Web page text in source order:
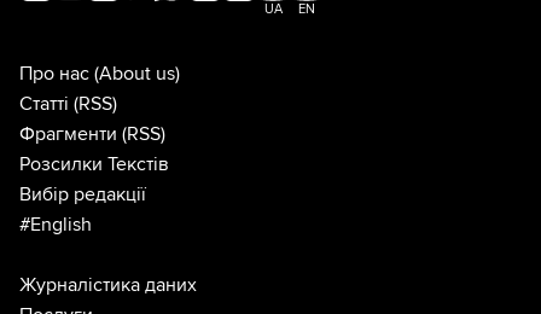
UA EN
Про нас (About us)
Статті (RSS)
Фрагменти (RSS)
Розсилки Текстів
Вибір редакції
#English
Журналістика даних